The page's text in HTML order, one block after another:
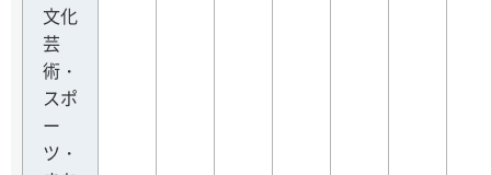
文化
芸
術・
スポ
ー
ツ・